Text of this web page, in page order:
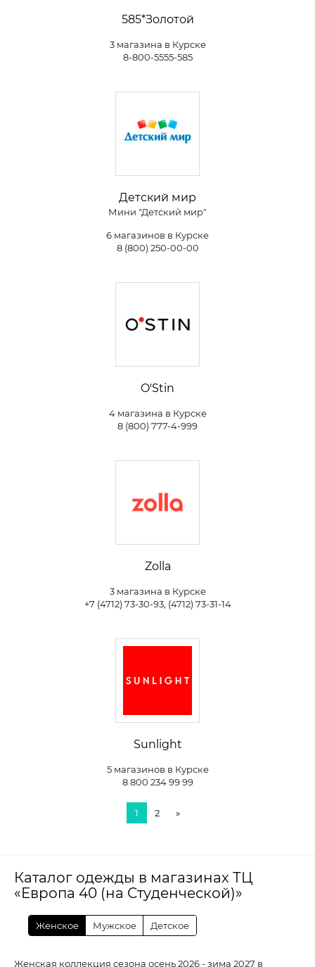
585*Золотой
3 магазина в Курске
8-800-5555-585
Детский мир
Мини "Детский мир"
6 магазинов в Курске
8 (800) 250-00-00
O'Stin
4 магазина в Курске
8 (800) 777-4-999
Zolla
3 магазина в Курске
+7 (4712) 73-30-93, (4712) 73-31-14
Sunlight
5 магазинов в Курске
8 800 234 99 99
1 2 »
Каталог одежды в магазинах ТЦ
«Европа 40 (на Студенческой)»
Женское Мужское Детское
Женская коллекция сезона осень 2026 - зима 2027 в